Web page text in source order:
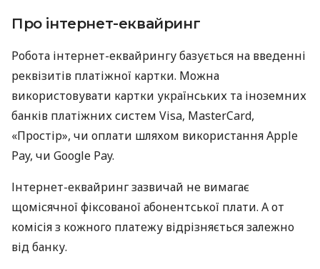
Про інтернет-еквайринг
Робота інтернет-еквайрингу базується на введенні
реквізитів платіжної картки. Можна
використовувати картки українських та іноземних
банків платіжних систем Visa, MasterCard,
«Простір», чи оплати шляхом використання Apple
Pay, чи Google Pay.
Інтернет-еквайринг зазвичай не вимагає
щомісячної фіксованої абонентської плати. А от
комісія з кожного платежу відрізняється залежно
від банку.